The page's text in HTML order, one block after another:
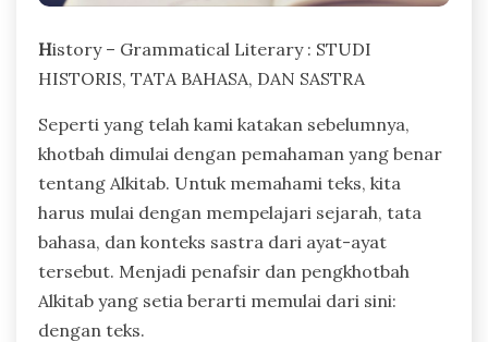
History – Grammatical Literary : STUDI
HISTORIS, TATA BAHASA, DAN SASTRA
Seperti yang telah kami katakan sebelumnya,
khotbah dimulai dengan pemahaman yang benar
tentang Alkitab. Untuk memahami teks, kita
harus mulai dengan mempelajari sejarah, tata
bahasa, dan konteks sastra dari ayat-ayat
tersebut. Menjadi penafsir dan pengkhotbah
Alkitab yang setia berarti memulai dari sini:
dengan teks.